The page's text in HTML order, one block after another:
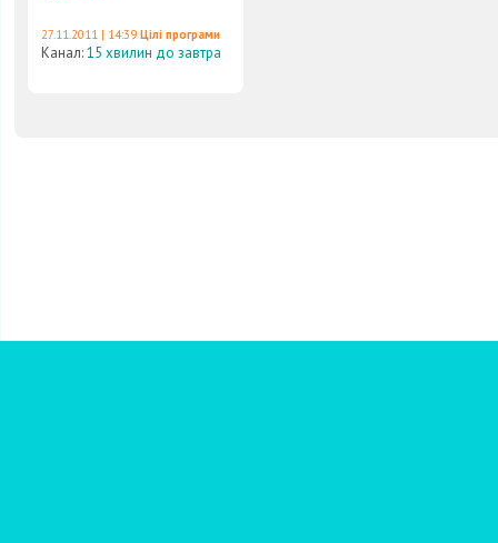
27.11.2011 | 14:39 Цілі програми
Канал:15 хвилин до завтра